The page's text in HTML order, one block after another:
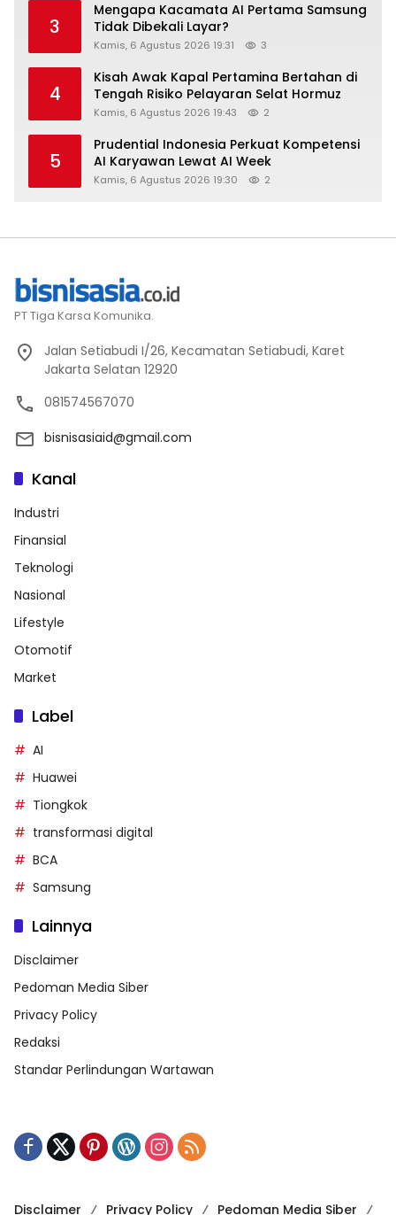
3
Mengapa Kacamata AI Pertama Samsung
Tidak Dibekali Layar?
Kamis, 6 Agustus 2026 19:31 3
4
Kisah Awak Kapal Pertamina Bertahan di
Tengah Risiko Pelayaran Selat Hormuz
Kamis, 6 Agustus 2026 19:43 2
5
Prudential Indonesia Perkuat Kompetensi
AI Karyawan Lewat AI Week
Kamis, 6 Agustus 2026 19:30 2
PT Tiga Karsa Komunika.
Jalan Setiabudi I/26, Kecamatan Setiabudi, Karet
Jakarta Selatan 12920
081574567070
bisnisasiaid@gmail.com
Kanal
Industri
Finansial
Teknologi
Nasional
Lifestyle
Otomotif
Market
Label
AI
Huawei
Tiongkok
transformasi digital
BCA
Samsung
Lainnya
Disclaimer
Pedoman Media Siber
Privacy Policy
Redaksi
Standar Perlindungan Wartawan
Disclaimer Privacy Policy Pedoman Media Siber